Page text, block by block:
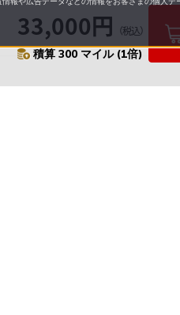
33,000円 （税込）
積算 300 マイル (1倍)